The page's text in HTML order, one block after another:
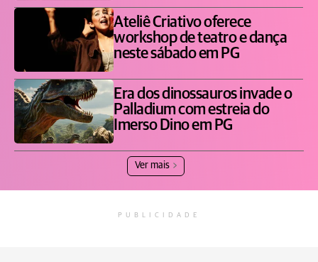
Ateliê Criativo oferece
workshop de teatro e dança
neste sábado em PG
Era dos dinossauros invade o
Palladium com estreia do
Imerso Dino em PG
Ver mais
PUBLICIDADE